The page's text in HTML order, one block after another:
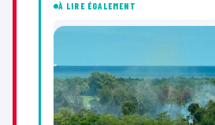
À LIRE ÉGALEMENT